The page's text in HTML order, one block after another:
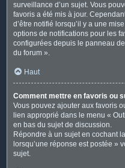
surveillance d’un sujet. Vous
favoris a été mis à jour.
d’être notifié lorsqu’il y a une
options de notifications pour les
configurées depuis le panneau
du forum ».
Haut
Comment mettre en favoris ou
Vous pouvez ajouter aux favoris
lien approprié dans le menu «
en bas du sujet de discussion.
Répondre à un sujet en cochant
lorsqu’une réponse est postée »
sujet.